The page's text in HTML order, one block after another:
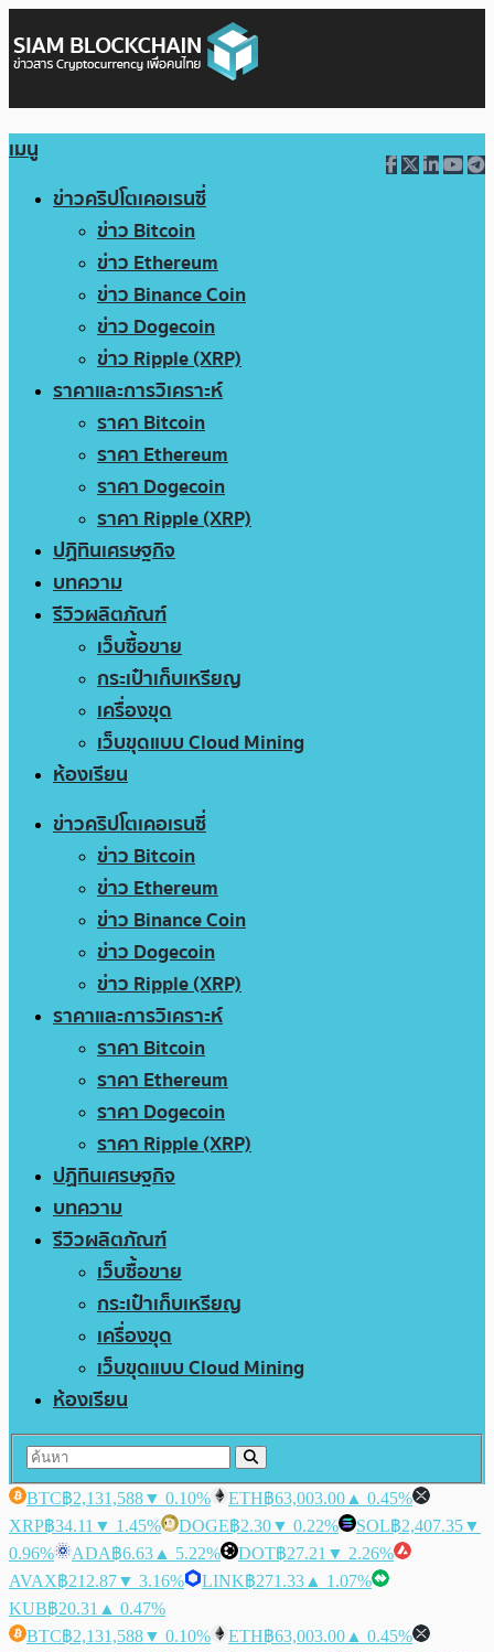
เมนู
ข่าวคริปโตเคอเรนซี่
ข่าว Bitcoin
ข่าว Ethereum
ข่าว Binance Coin
ข่าว Dogecoin
ข่าว Ripple (XRP)
ราคาและการวิเคราะห์
ราคา Bitcoin
ราคา Ethereum
ราคา Dogecoin
ราคา Ripple (XRP)
ปฏิทินเศรษฐกิจ
บทความ
รีวิวผลิตภัณฑ์
เว็บซื้อขาย
กระเป๋าเก็บเหรียญ
เครื่องขุด
เว็บขุดแบบ Cloud Mining
ห้องเรียน
ข่าวคริปโตเคอเรนซี่
ข่าว Bitcoin
ข่าว Ethereum
ข่าว Binance Coin
ข่าว Dogecoin
ข่าว Ripple (XRP)
ราคาและการวิเคราะห์
ราคา Bitcoin
ราคา Ethereum
ราคา Dogecoin
ราคา Ripple (XRP)
ปฏิทินเศรษฐกิจ
บทความ
รีวิวผลิตภัณฑ์
เว็บซื้อขาย
กระเป๋าเก็บเหรียญ
เครื่องขุด
เว็บขุดแบบ Cloud Mining
ห้องเรียน
BTC฿2,131,588▼ 0.10% ETH฿63,003.00 ▲ 0.45%
XRP฿34.11 ▼ 1.45% DOGE฿2.30▼ 0.22% SOL฿2,407.35▼
0.96%
ADA฿6.63 ▲ 5.22% DOT฿27.21 ▼ 2.26%
AVAX฿212.87▼ 3.16% LINK฿271.33 ▲ 1.07%
KUB฿20.31 ▲ 0.47%
BTC฿2,131,588▼ 0.10% ETH฿63,003.00 ▲ 0.45%